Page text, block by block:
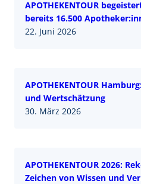
APOTHEKENTOUR
bereits 16.500
22. Juni 2026
APOTHEKENTOUR
und Wertschätzung
30. März 2026
APOTHEKENTOUR 2026:
Zeichen von Wissen und